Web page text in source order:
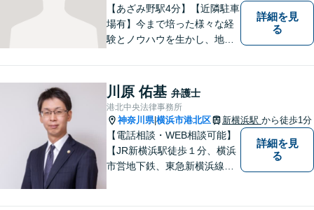
ーク駅5分】
【あざみ野駅4分】【近隣駐車
場有】今まで培った様々な経
験とノウハウを生かし、地域
能な最善の結論を共に目指し
て問題解決を図る所存です。
法律上の問題に巻き込まれた
際は、お一人で悩まずにお気
軽にご相談ください。
詳細を見
る
川原 佑基 弁護士
港北中央法律事務所
神奈川県|横浜市港北区 新横浜駅 から徒歩1分
【電話相談・WEB相談可能】
【JR新横浜駅徒歩１分、横浜
市営地下鉄、東急新横浜線新
詳細を見
る